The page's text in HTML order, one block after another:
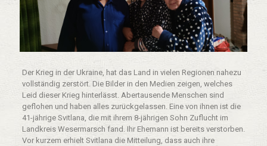
Der Krieg in der Ukraine, hat das Land in vielen Regionen nahezu
vollständig zerstört. Die Bilder in den Medien zeigen, welches
Leid dieser Krieg hinterlässt. Abertausende Menschen sind
geflohen und haben alles zurückgelassen. Eine von ihnen ist die
41-jährige Svitlana, die mit ihrem 8-jährigen Sohn Zuflucht im
Landkreis Wesermarsch fand. Ihr Ehemann ist bereits verstorben.
Vor kurzem erhielt Svitlana die Mitteilung, dass auch ihre